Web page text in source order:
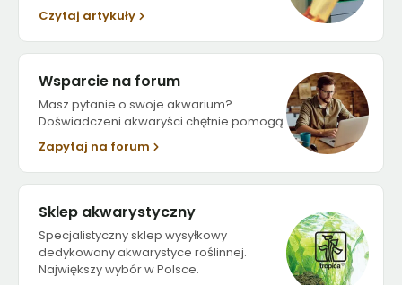
Czytaj artykuły
Wsparcie na forum
Masz pytanie o swoje akwarium?
Doświadczeni akwaryści chętnie pomogą.
Zapytaj na forum
Sklep akwarystyczny
Specjalistyczny sklep wysyłkowy
dedykowany akwarystyce roślinnej.
Największy wybór w Polsce.